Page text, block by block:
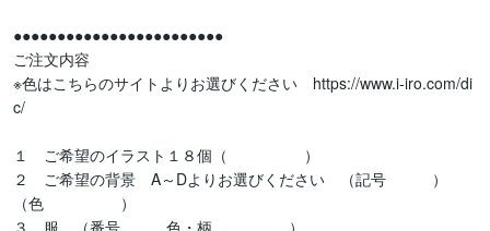
●●●●●●●●●●●●●●●●●●●●●●●●
ご注文内容
※色はこちらのサイトよりお選びください　https://www.i-iro.com/di
c/
１　ご希望のイラスト１８個（　　　　　）
２　ご希望の背景　A～Dよりお選びください　（記号　　　）
（色　　　　　）